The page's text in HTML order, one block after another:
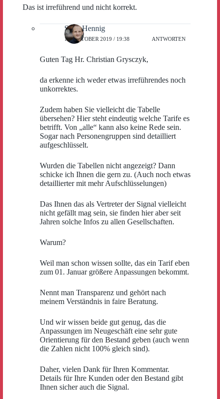
Das ist irreführend und nicht korrekt.
Sven Hennig
10. OKTOBER 2019 / 19:38 ANTWORTEN
Guten Tag Hr. Christian Grysczyk,
da erkenne ich weder etwas irreführendes noch
unkorrektes.
Zudem haben Sie vielleicht die Tabelle
übersehen? Hier steht eindeutig welche Tarife es
betrifft. Von „alle“ kann also keine Rede sein.
Sogar nach Personengruppen sind detailliert
aufgeschlüsselt.
Wurden die Tabellen nicht angezeigt? Dann
schicke ich Ihnen die gern zu. (Auch noch etwas
detaillierter mit mehr Aufschlüsselungen)
Das Ihnen das als Vertreter der Signal vielleicht
nicht gefällt mag sein, sie finden hier aber seit
Jahren solche Infos zu allen Gesellschaften.
Warum?
Weil man schon wissen sollte, das ein Tarif eben
zum 01. Januar größere Anpassungen bekommt.
Nennt man Transparenz und gehört nach
meinem Verständnis in faire Beratung.
Und wir wissen beide gut genug, das die
Anpassungen im Neugeschäft eine sehr gute
Orientierung für den Bestand geben (auch wenn
die Zahlen nicht 100% gleich sind).
Daher, vielen Dank für Ihren Kommentar.
Details für Ihre Kunden oder den Bestand gibt
Ihnen sicher auch die Signal.